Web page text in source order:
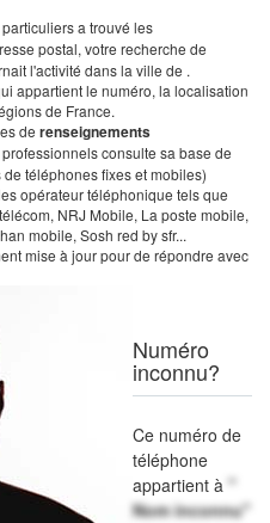
a trouvé les
postal, votre recherche de
l'activité dans la ville de .
appartient le numéro, la localisation
de France.
de renseignements
consulte sa base de
téléphones fixes et mobiles)
opérateur téléphonique tels que
NRJ Mobile, La poste mobile,
mobile, Sosh red by sfr...
mise à jour pour de répondre avec
Numéro
inconnu?
Ce numéro de
téléphone
appartient à "
Nom inconnu"